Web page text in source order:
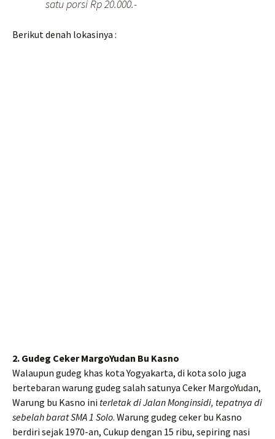
satu porsi Rp 20.000.-
Berikut denah lokasinya :
2. Gudeg Ceker MargoYudan Bu Kasno
Walaupun gudeg khas kota Yogyakarta, di kota solo juga
bertebaran warung gudeg salah satunya Ceker MargoYudan,
Warung bu Kasno ini terletak di Jalan Monginsidi, tepatnya di
sebelah barat SMA 1 Solo. Warung gudeg ceker bu Kasno
berdiri sejak 1970-an, Cukup dengan 15 ribu, sepiring nasi